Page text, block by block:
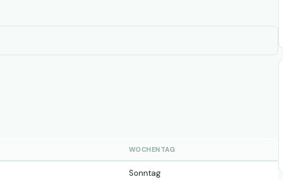
WOCHENTAG
Sonntag